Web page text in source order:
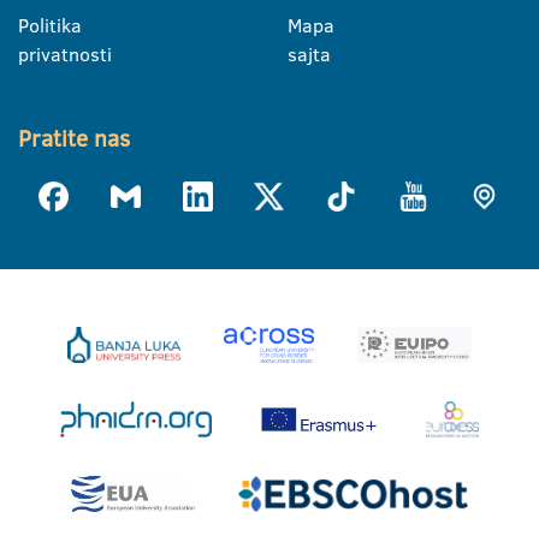
Politika
privatnosti
Mapa
sajta
Pratite nas